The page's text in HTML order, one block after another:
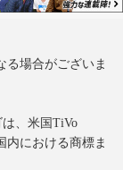
る場合がございま
、米国TiVo
内における商標ま